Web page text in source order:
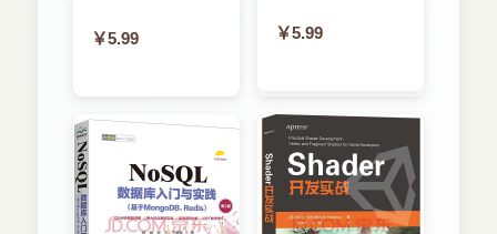
￥5.99 ￥5.99